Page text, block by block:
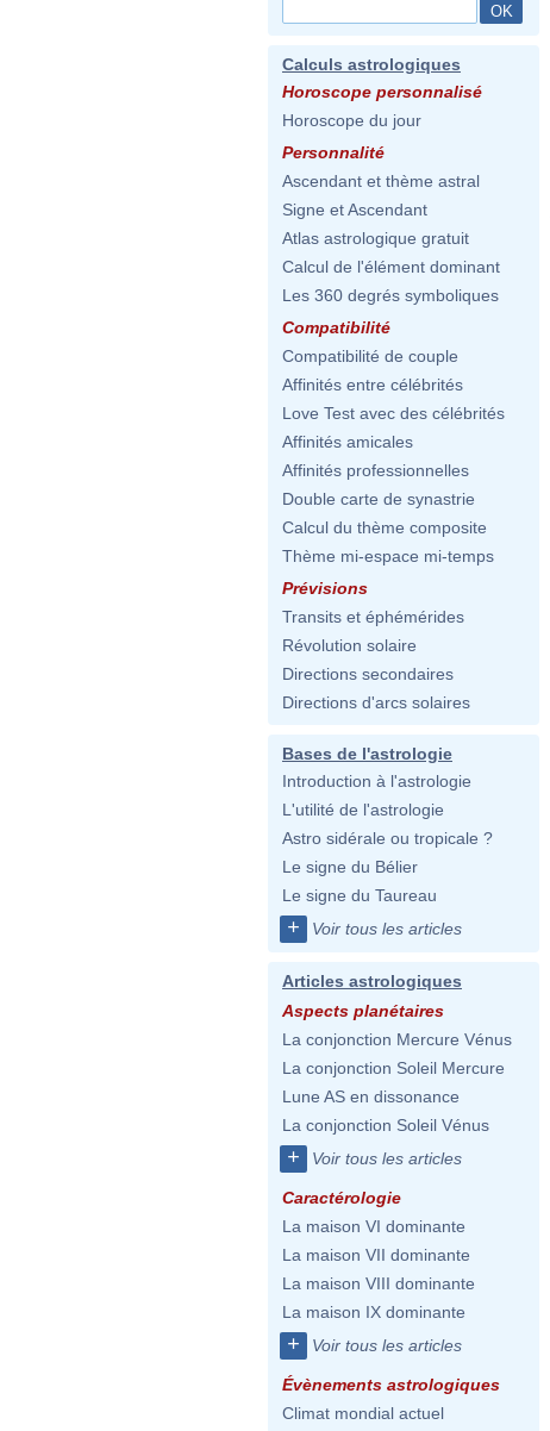
Calculs astrologiques
Horoscope personnalisé
Horoscope du jour
Personnalité
Ascendant et thème astral
Signe et Ascendant
Atlas astrologique gratuit
Calcul de l'élément dominant
Les 360 degrés symboliques
Compatibilité
Compatibilité de couple
Affinités entre célébrités
Love Test avec des célébrités
Affinités amicales
Affinités professionnelles
Double carte de synastrie
Calcul du thème composite
Thème mi-espace mi-temps
Prévisions
Transits et éphémérides
Révolution solaire
Directions secondaires
Directions d'arcs solaires
Bases de l'astrologie
Introduction à l'astrologie
L'utilité de l'astrologie
Astro sidérale ou tropicale ?
Le signe du Bélier
Le signe du Taureau
+ Voir tous les articles
Articles astrologiques
Aspects planétaires
La conjonction Mercure Vénus
La conjonction Soleil Mercure
Lune AS en dissonance
La conjonction Soleil Vénus
+ Voir tous les articles
Caractérologie
La maison VI dominante
La maison VII dominante
La maison VIII dominante
La maison IX dominante
+ Voir tous les articles
Évènements astrologiques
Climat mondial actuel